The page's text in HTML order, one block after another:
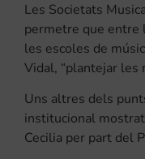
Les Societats
permetre que entre
les escoles de
Vidal, “plantejar les
Uns altres dels
institucional
Cecilia per part del